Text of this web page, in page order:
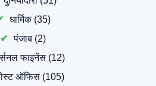
धार्मिक(35)
पंजाब (2)
फाइनेंस (12)
ऑफिस(105)